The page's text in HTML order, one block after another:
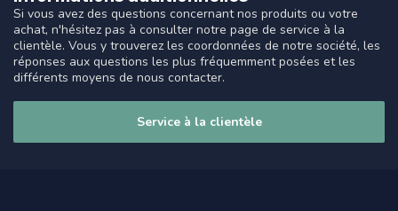
Si vous avez des questions concernant nos produits ou votre
achat, n'hésitez pas à consulter notre page de service à la
clientèle. Vous y trouverez les coordonnées de notre société, les
réponses aux questions les plus fréquemment posées et les
différents moyens de nous contacter.
Service à la clientèle